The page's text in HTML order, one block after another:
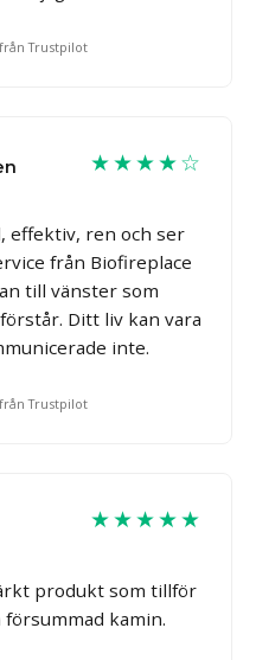
Trustpilot
★★★★☆
effektiv, ren och ser
från Biofireplace
till vänster som
Ditt liv kan vara
inte.
Trustpilot
★★★★★
produkt som tillför
kamin.